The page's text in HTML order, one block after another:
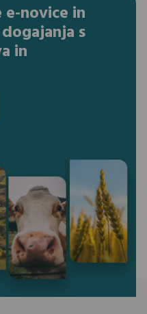
e-novice in
s
in